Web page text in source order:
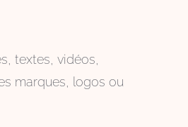
textes, vidéos,
marques, logos ou